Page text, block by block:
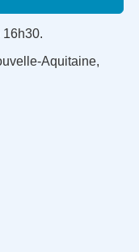
16h30.
Aquitaine,